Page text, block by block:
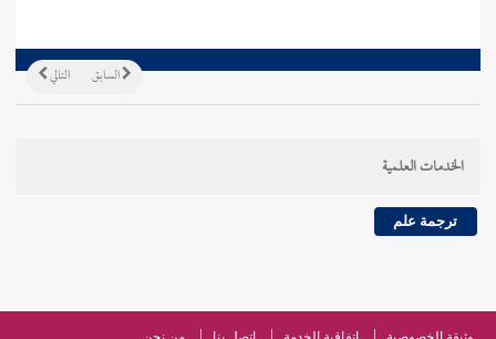
التالي السابق
الخدمات العلمية
ترجمة علم